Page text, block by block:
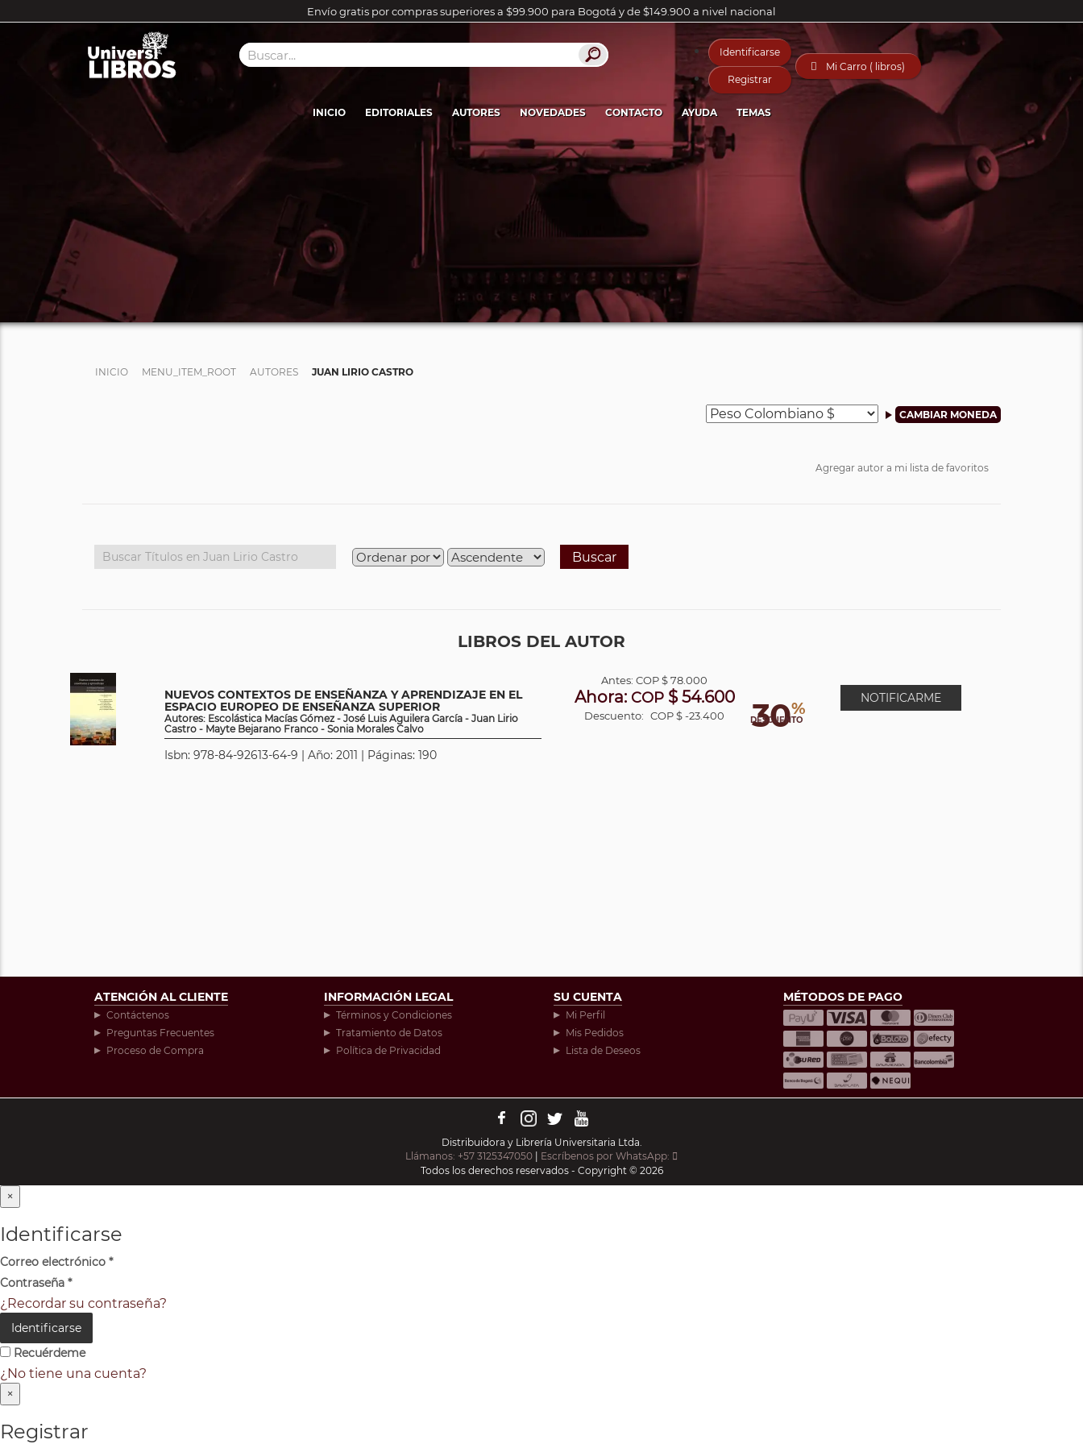
Envío gratis por compras superiores a $99.900 para Bogotá y de $149.900 a nivel nacional
Identificarse
Registrar
 Mi Carro ( libros)
INICIO EDITORIALES AUTORES NOVEDADES CONTACTO AYUDA TEMAS
INICIO MENU_ITEM_ROOT AUTORES JUAN LIRIO CASTRO
Agregar autor a mi lista de favoritos
Buscar
LIBROS DEL AUTOR
NUEVOS CONTEXTOS DE ENSEÑANZA Y APRENDIZAJE EN EL
ESPACIO EUROPEO DE ENSEÑANZA SUPERIOR
Autores: Escolástica Macías Gómez - José Luis Aguilera García - Juan Lirio
Castro - Mayte Bejarano Franco - Sonia Morales Calvo
Isbn: 978-84-92613-64-9 | Año: 2011 | Páginas: 190
30%
DESCUENTO
Antes:COP$ 78.000
Ahora: COP$ 54.600
Descuento: COP $ -23.400
NOTIFICARME
ATENCIÓN AL CLIENTE
Contáctenos
Preguntas Frecuentes
Proceso de Compra
INFORMACIÓN LEGAL
Términos y Condiciones
Tratamiento de Datos
Política de Privacidad
SU CUENTA
Mi Perfil
Mis Pedidos
Lista de Deseos
MÉTODOS DE PAGO
Distribuidora y Librería Universitaria Ltda.
Llámanos: +57 3125347050
Escríbenos por WhatsApp:
Todos los derechos reservados - Copyright © 2026
×
Identificarse
Correo electrónico *
Contraseña *
¿Recordar su contraseña?
Identificarse
Recuérdeme
¿No tiene una cuenta?
×
Registrar